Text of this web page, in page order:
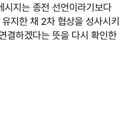
시지는 종전 선언이라기보다
지한 채 2차 협상을 성사시키
결하겠다는 뜻을 다시 확인한